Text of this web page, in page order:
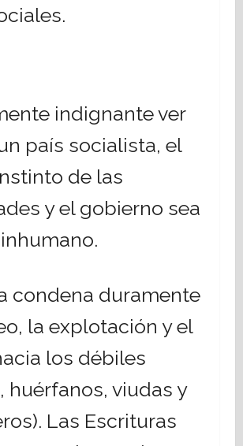
indignante ver
país socialista, el
de las
y el gobierno sea
condena duramente
la explotación y el
los débiles
huérfanos, viudas y
Las Escrituras